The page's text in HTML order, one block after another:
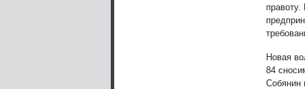
Новая
84
Собянин